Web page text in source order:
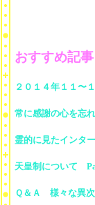
おすすめ記事
２０１４年１１〜
常に感謝の心を忘
霊的に見たインタ
天皇制について
Ｑ＆Ａ 様々な異